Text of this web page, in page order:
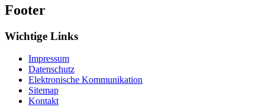
Footer
Wichtige Links
Impressum
Datenschutz
Elektronische Kommunikation
Sitemap
Kontakt